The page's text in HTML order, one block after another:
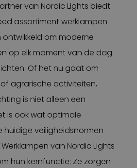
van Nordic Lights biedt
assortiment werklampen
ontwikkeld om moderne
op elk moment van de dag
Of het nu gaat om
agrarische activiteiten,
is niet alleen een
is ook wat optimale
huidige veiligheidsnormen
van Nordic Lights
hun kernfunctie: Ze zorgen